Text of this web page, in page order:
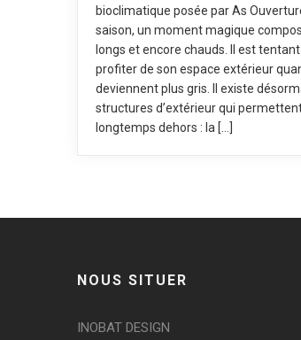
bioclimatique posée par As
saison, un moment magique
longs et encore chauds. Il est
profiter de son espace extérieur
deviennent plus gris. Il existe
structures d’extérieur qui
longtemps dehors : la […]
NOUS SITUER
INOBAT DESIGN